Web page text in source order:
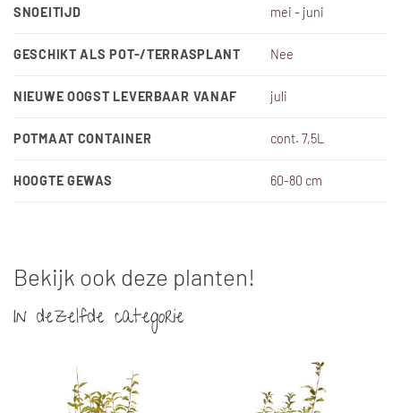
SNOEITIJD mei – juni
GESCHIKT ALS POT-/TERRASPLANT Nee
NIEUWE OOGST LEVERBAAR VANAF juli
POTMAAT CONTAINER cont. 7,5L
HOOGTE GEWAS 60-80 cm
Bekijk ook deze planten!
In dezelfde categorie